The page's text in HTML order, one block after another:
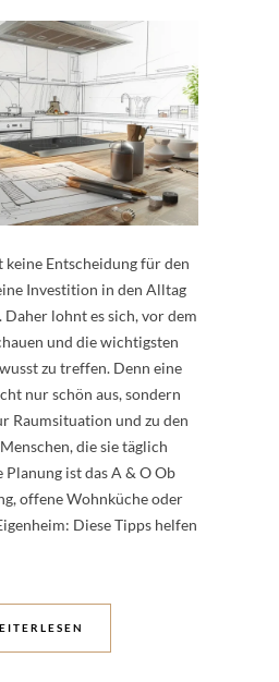
keine Entscheidung für den
Investition in den Alltag
Daher lohnt es sich, vor dem
und die wichtigsten
zu treffen. Denn eine
nur schön aus, sondern
Raumsituation und zu den
die sie täglich
ist das A & O Ob
offene Wohnküche oder
Diese Tipps helfen